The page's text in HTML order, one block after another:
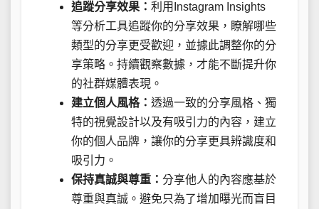
追蹤分享效果： 利用Instagram Insights
等分析工具追蹤你的分享效果，瞭解哪些
類型的分享更受歡迎，並據此調整你的分
享策略。持續觀察數據，才能不斷提升你
的社群媒體表現。
建立個人風格： 透過一致的分享風格、獨
特的視覺設計以及有吸引力的內容，建立
你的個人品牌，讓你的分享更具辨識度和
吸引力。
保持真誠與尊重： 分享他人的內容應基於
尊重與真誠。避免只為了增加曝光而盲目